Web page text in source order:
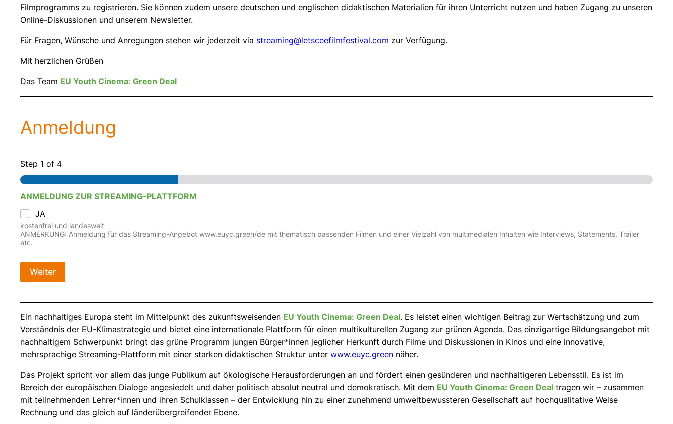
Filmprogramms zu registrieren. Sie können zudem unsere deutschen und englischen didaktischen Materialien für ihren Unterricht nutzen und haben Zugang zu unseren
Online-Diskussionen und unserem Newsletter.
Für Fragen, Wünsche und Anregungen stehen wir jederzeit via streaming@letsceefilmfestival.com zur Verfügung.
Mit herzlichen Grüßen
Das Team EU Youth Cinema: Green Deal
Anmeldung
Step 1 of 4
ANMELDUNG ZUR STREAMING-PLATTFORM
JA
kostenfrei und landesweit
ANMERKUNG: Anmeldung für das Streaming-Angebot www.euyc.green/de mit thematisch passenden Filmen und einer Vielzahl von multimedialen Inhalten wie Interviews, Statements, Trailer
etc.
Weiter
Ein nachhaltiges Europa steht im Mittelpunkt des zukunftsweisenden EU Youth Cinema: Green Deal. Es leistet einen wichtigen Beitrag zur Wertschätzung und zum
Verständnis der EU-Klimastrategie und bietet eine internationale Plattform für einen multikulturellen Zugang zur grünen Agenda. Das einzigartige Bildungsangebot mit
nachhaltigem Schwerpunkt bringt das grüne Programm jungen Bürger*innen jeglicher Herkunft durch Filme und Diskussionen in Kinos und eine innovative,
mehrsprachige Streaming-Plattform mit einer starken didaktischen Struktur unter www.euyc.green näher.
Das Projekt spricht vor allem das junge Publikum auf ökologische Herausforderungen an und fördert einen gesünderen und nachhaltigeren Lebensstil. Es ist im
Bereich der europäischen Dialoge angesiedelt und daher politisch absolut neutral und demokratisch. Mit dem EU Youth Cinema: Green Deal tragen wir – zusammen
mit teilnehmenden Lehrer*innen und ihren Schulklassen – der Entwicklung hin zu einer zunehmend umweltbewussteren Gesellschaft auf hochqualitative Weise
Rechnung und das gleich auf länderübergreifender Ebene.